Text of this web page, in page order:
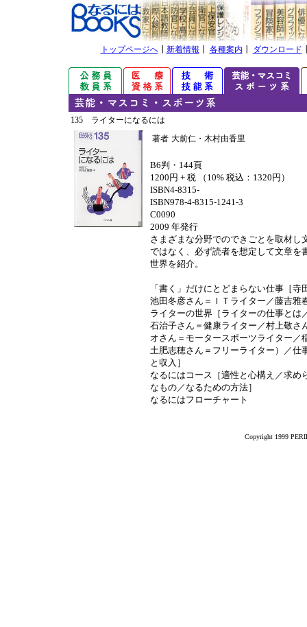
トップページへ┃ 新着情報 各種案内 ダウンロード
135 ライターになるには
著者 大前仁・木村由香里
B6判・144頁
1200円 + 税 （10% 税込：1320円）
ISBN4-8315-
ISBN978-4-8315-1241-3
C0090
2009 年発行
さまざまな分野でのできごとを取材し
ではなく、必ず読者を想定して文章を
世界を紹介。
「書く」だけにとどまらない仕事［
池田冬彦さん＝ＩＴライター／藤吉雅
ライターの世界［ライターの仕事とは
石治子さん＝健康ライター／村上敬さ
オさん＝モータースポーツライター／
土肥志穂さん＝フリーライター）／仕
と収入］
なるにはコース［適性と心構え／求め
なもの／なるための方法］
なるにはフローチャート
Copyright 1999